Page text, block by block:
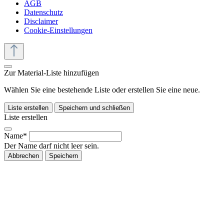
AGB
Datenschutz
Disclaimer
Cookie-Einstellungen
Zur Material-Liste hinzufügen
Wählen Sie eine bestehende Liste oder erstellen Sie eine neue.
Liste erstellen Speichern und schließen
Liste erstellen
Name*
Der Name darf nicht leer sein.
Abbrechen Speichern